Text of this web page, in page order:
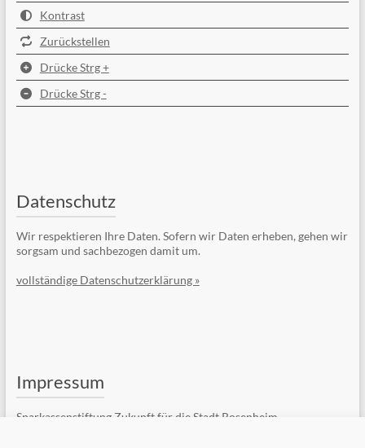
Kontrast
Zurückstellen
Drücke Strg +
Drücke Strg -
Datenschutz
Wir respektieren Ihre Daten. Sofern wir Daten erheben, gehen wir
sorgsam und sachbezogen damit um.
vollständige Datenschutzerklärung »
Impressum
Sparkassenstiftung Zukunft für die Stadt Rosenheim